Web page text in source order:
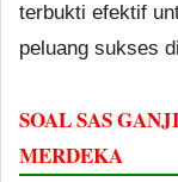
terbukti efektif
peluang sukses
SOAL SAS
MERDEKA